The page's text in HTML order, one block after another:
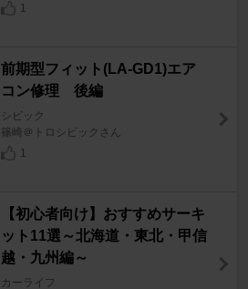
1
前期型フィット(LA-GD1)エア
コン修理 後編
シビック
篠崎＠トロシビックさん
1
【初心者向け】おすすめサーキ
ット11選～北海道・東北・甲信
越・九州編～
カーライフ